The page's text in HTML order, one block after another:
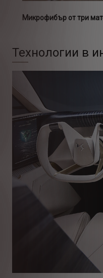
Микрофибър от три
Технологии в